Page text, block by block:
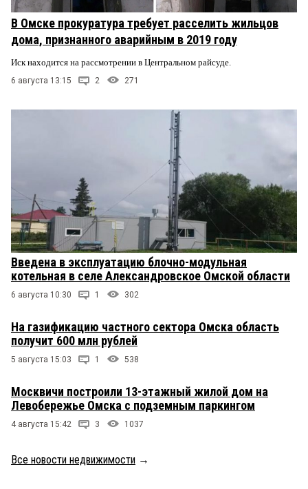
В Омске прокуратура требует расселить жильцов
дома, признанного аварийным в 2019 году
Иск находится на рассмотрении в Центральном райсуде.
6 августа 13:15 2 271
Введена в эксплуатацию блочно-модульная
котельная в селе Александровское Омской области
6 августа 10:30 1 302
На газификацию частного сектора Омска область
получит 600 млн рублей
5 августа 15:03 1 538
Москвичи построили 13-этажный жилой дом на
Левобережье Омска с подземным паркингом
4 августа 15:42 3 1037
Все новости недвижимости →